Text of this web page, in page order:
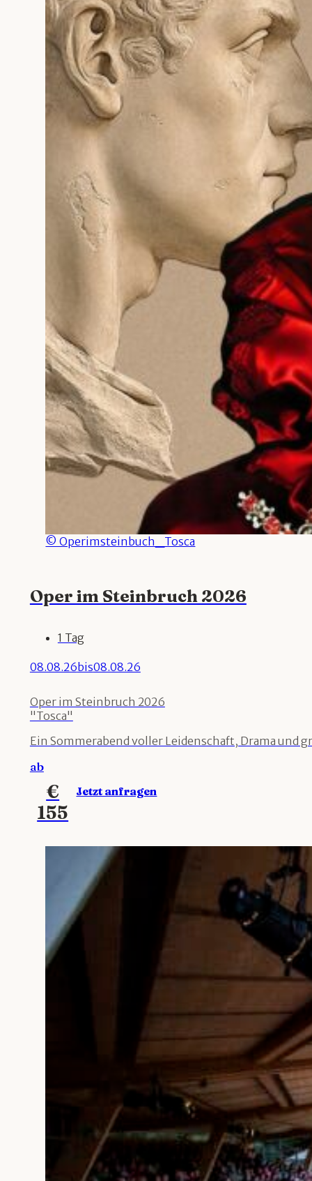
© Operimsteinbuch_Tosca
Oper im Steinbruch 2026
1 Tag
08.08.26bis08.08.26
Oper im Steinbruch 2026
"Tosca"
Ein Sommerabend voller Leidenschaft, Drama und
ab
€
155
Jetzt anfragen